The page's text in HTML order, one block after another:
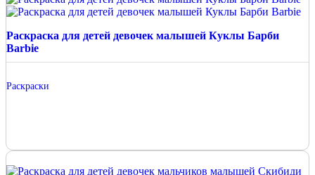
Раскраска для детей девочек малышей Куклы Барби
Barbie
Раскраски